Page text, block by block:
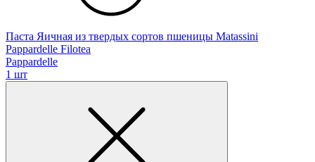
Паста Яичная из твердых сортов пшеницы Matassini
Pappardelle Filotea
Pappardelle
1 шт